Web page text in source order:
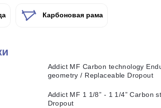
Карбоновая рама
Addict MF Carbon technology
geometry / Replaceable Dropout
Addict MF 1 1/8” - 1 1/4” Carbon
Dropout